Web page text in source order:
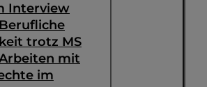
Interview
trotz MS
mit
im